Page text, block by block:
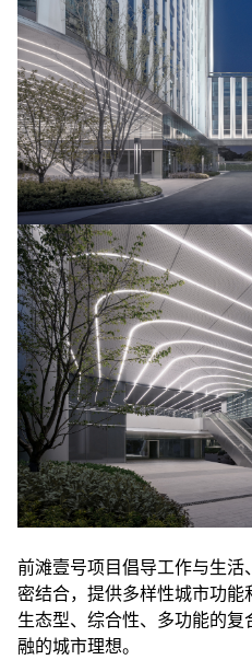
前滩壹号项目倡导工作与生
密结合，提供多样性城市功
生态型、综合性、多功能的
融的城市理想。